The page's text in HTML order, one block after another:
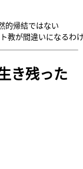
帰結ではない
き残った